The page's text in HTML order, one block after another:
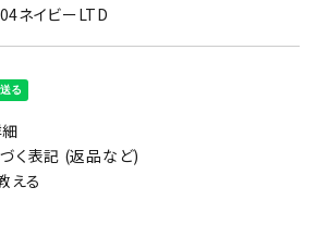
ネイビーLTD
く表記 (返品など)
える